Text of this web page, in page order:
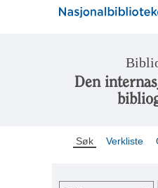
Den
Søk Verkliste